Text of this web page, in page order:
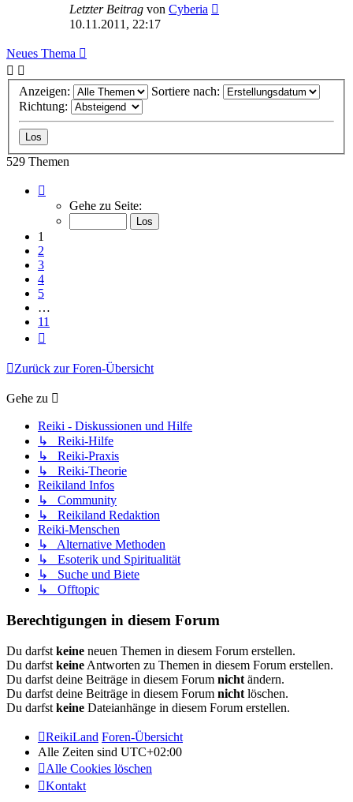
Letzter Beitrag von Cyberia
10.11.2011, 22:17
Neues Thema
Anzeigen:
Sortiere nach:
Richtung:
529 Themen
von
Gehe zu Seite:
1
2
3
4
5
…
11
Zurück zur Foren-Übersicht
Gehe zu
Reiki - Diskussionen und Hilfe
↳ Reiki-Hilfe
↳ Reiki-Praxis
↳ Reiki-Theorie
Reikiland Infos
↳ Community
↳ Reikiland Redaktion
Reiki-Menschen
↳ Alternative Methoden
↳ Esoterik und Spiritualität
↳ Suche und Biete
↳ Offtopic
Berechtigungen in diesem Forum
Du darfst keine neuen Themen in diesem Forum erstellen.
Du darfst keine Antworten zu Themen in diesem Forum erstellen.
Du darfst deine Beiträge in diesem Forum nicht ändern.
Du darfst deine Beiträge in diesem Forum nicht löschen.
Du darfst keine Dateianhänge in diesem Forum erstellen.
ReikiLand Foren-Übersicht
Alle Zeiten sind UTC+02:00
Alle Cookies löschen
Kontakt